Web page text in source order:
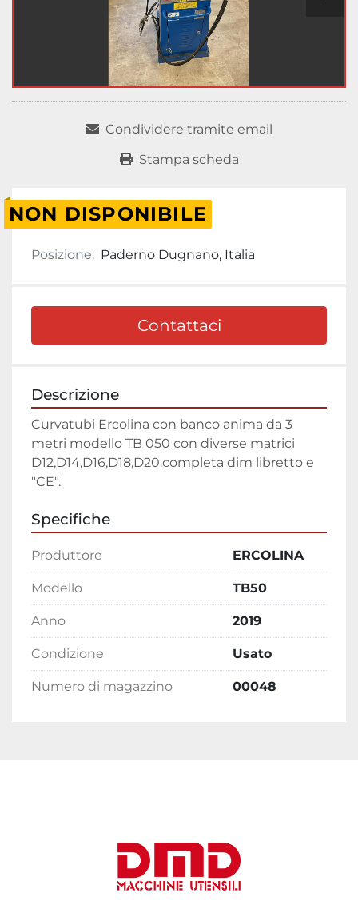
Condividere tramite email
Stampa scheda
NON DISPONIBILE
Posizione: Paderno Dugnano, Italia
Contattaci
Descrizione
Curvatubi Ercolina con banco anima da 3
metri modello TB 050 con diverse matrici
D12,D14,D16,D18,D20.completa dim libretto e
"CE".
Specifiche
Produttore ERCOLINA
Modello TB50
Anno 2019
Condizione Usato
Numero di magazzino 00048